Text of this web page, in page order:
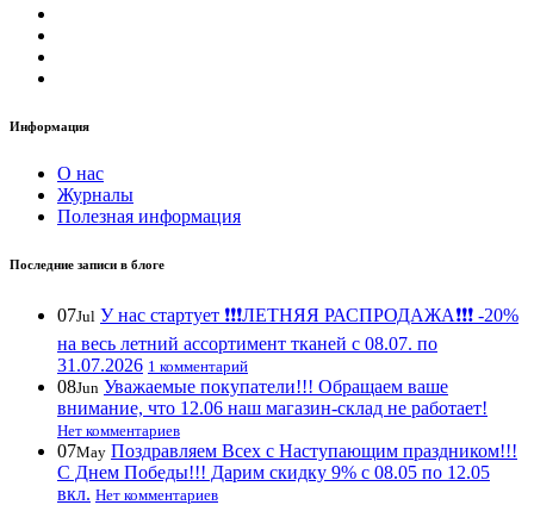
Информация
О нас
Журналы
Полезная информация
Последние записи в блоге
07Jul У нас стартует ❗️❗️❗️ЛЕТНЯЯ РАСПРОДАЖА❗️❗️❗️ -20%
на весь летний ассортимент тканей с 08.07. по
31.07.2026 1 комментарий
08Jun Уважаемые покупатели!!! Обращаем ваше
внимание, что 12.06 наш магазин-склад не работает!
Нет комментариев
07May Поздравляем Всех с Наступающим праздником!!!
С Днем Победы!!! Дарим скидку 9% с 08.05 по 12.05
вкл. Нет комментариев